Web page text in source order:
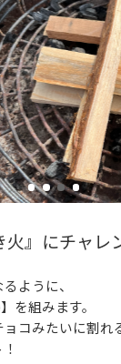
』にチャレ
ように、
を組みます。
コみたいに割れ